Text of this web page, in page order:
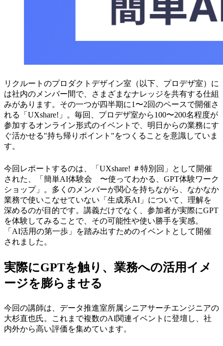
リクルートのプロダクトデザイン室（以下、プロデザ室）に
は社内のメンバー間で、さまざまなナレッジを共有する仕組
みがあります。その一つが四半期に1〜2回のペースで開催さ
れる「UXshare!」。毎回、プロデザ室から100〜200名程度が
参加するオンライン形式のイベントで、明日からの業務にす
ぐ活かせる"持ち帰りポイント"をつくることを意識していま
す。
今回レポートするのは、「UXshare! ＃特別回」として開催
された、「簡単AI体験会 〜使ってわかる、GPT体験ワーク
ショップ」。多くのメンバーが関心を持ちながら、なかなか
業務で使いこなせていない「生成系AI」について、理解を
深めるのが目的です。講義だけでなく、参加者が実際にGPT
を体験してみることで、その可能性や使い勝手を実感。
「AI活用の第一歩」を踏み出すためのイベントとして開催
されました。
実際にGPTを触り、業務への活用イメ
ージを膨らませる
今回の講師は、データ推進室所属シニアサーチエンジニアの
大杉直也氏。これまで複数のAI関連イベントに登壇し、社
内外から高い評価を集めています。